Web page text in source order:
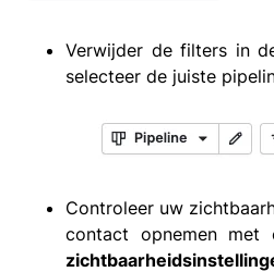
Verwijder de filters in
selecteer de juiste
Controleer uw
contact opnemen met